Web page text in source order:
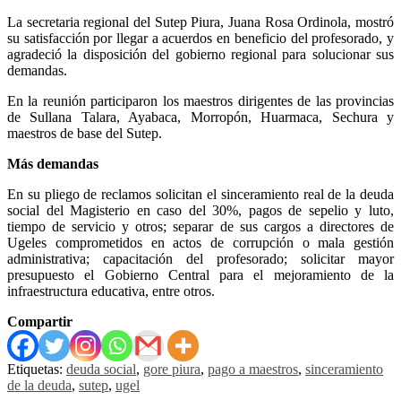
La secretaria regional del Sutep Piura, Juana Rosa Ordinola, mostró
su satisfacción por llegar a acuerdos en beneficio del profesorado, y
agradeció la disposición del gobierno regional para solucionar sus
demandas.
En la reunión participaron los maestros dirigentes de las provincias
de Sullana Talara, Ayabaca, Morropón, Huarmaca, Sechura y
maestros de base del Sutep.
Más demandas
En su pliego de reclamos solicitan el sinceramiento real de la deuda
social del Magisterio en caso del 30%, pagos de sepelio y luto,
tiempo de servicio y otros; separar de sus cargos a directores de
Ugeles comprometidos en actos de corrupción o mala gestión
administrativa; capacitación del profesorado; solicitar mayor
presupuesto el Gobierno Central para el mejoramiento de la
infraestructura educativa, entre otros.
Compartir
Etiquetas: deuda social, gore piura, pago a maestros, sinceramiento
de la deuda, sutep, ugel